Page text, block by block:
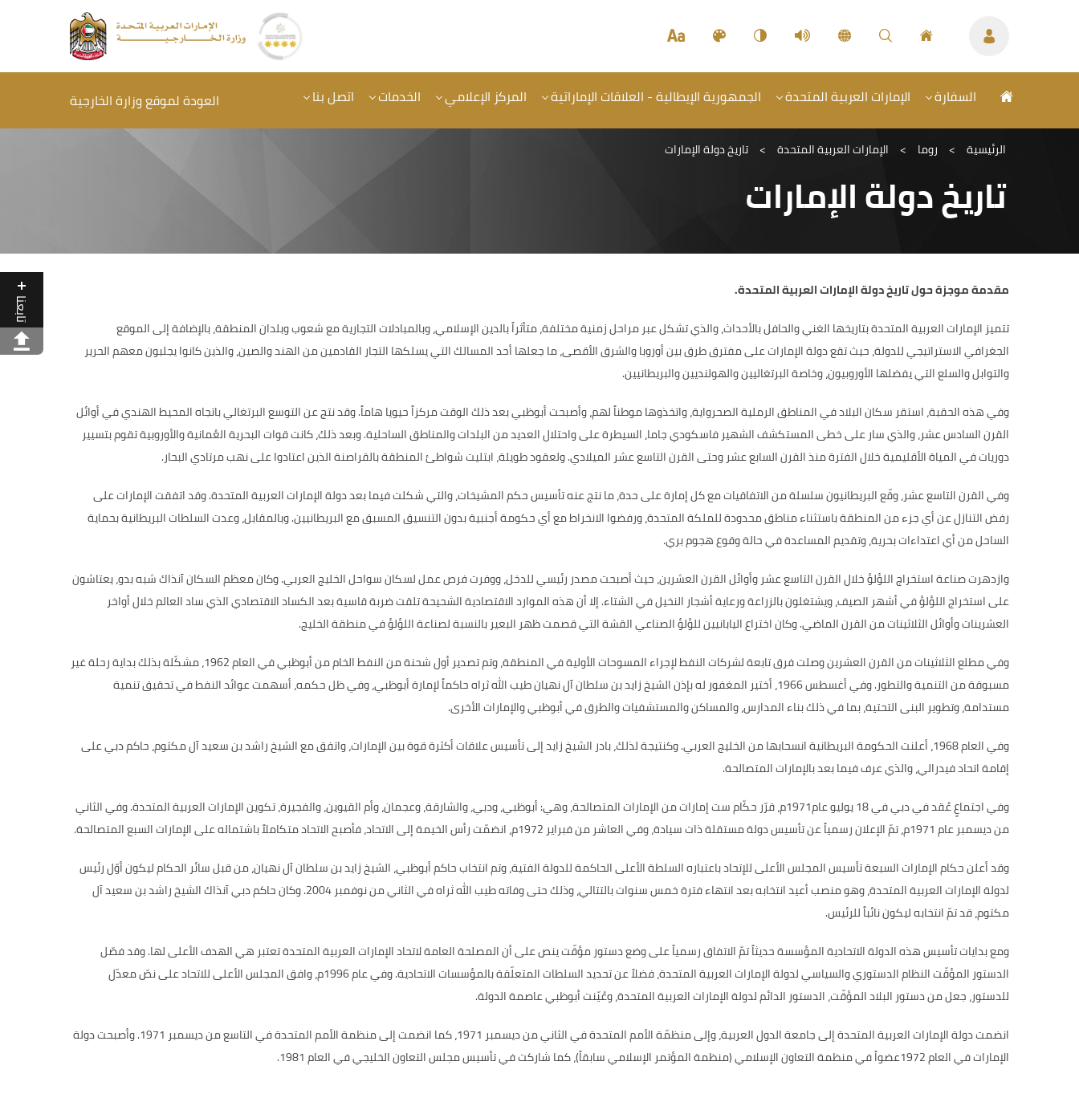
تابعنا
السفارة الإمارات العربية المتحدة الجمهورية الإيطالية - العلاقات الإماراتية المركز الإعلامي الخدمات اتصل بنا العودة لموقع وزارة الخارجية
الرئيسية > روما > الإمارات العربية المتحدة > تاريخ دولة الإمارات
تاريخ دولة الإمارات
مقدمة موجزة حول تاريخ دولة الإمارات العربية المتحدة.
تتميز الإمارات العربية المتحدة بتاريخها الغني والحافل بالأحداث، والذي تشكل عبر مراحلزمنية مختلفة، متأثراً بالدين الإسلامي، وبالمبادلات التجارية مع شعوب وبلدان المنطقة، بالإضافة إلى الموقع
الجغرافي الاستراتيجي للدولة، حيث تقع دولة الإمارات على مفترق طرق بين أوروبا والشرق الأقصى، ما جعلها أحد المسالك التي يسلكها التجار القادمين من الهند والصين، والذين كانوا يجلبون معهم الحرير
والتوابل والسلع التي يفضلها الأوروبيون، وخاصة البرتغاليين والهولنديين والبريطانيين.
وفي هذه الحقبة،استقر سكان البلاد في المناطق الرملية الصحرواية، واتخذوها موطناً لهم، وأصبحت أبوظبي بعد ذلك الوقت مركزاً حيويا هاماً.وقد نتج عن التوسع البرتغالي باتجاه المحيط الهندي في أوائل
القرن السادس عشر، والذي سار على خطى المستكشف الشهير فاسكودي جاما، السيطرة على واحتلال العديد من البلدات والمناطق الساحلية.وبعد ذلك، كانت قوات البحرية العُمانية والأوروبية تقوم بتسيير
دوريات في المياة الأقليمية خلال الفترة منذ القرن السابع عشر وحتى القرن التاسع عشر الميلادي.ولعقود طويلة، ابتليت شواطئ المنطقة بالقراصنة الذين اعتادوا على نهب مرتادي البحار.
وفي القرن التاسع عشر، وقّع البريطانيون سلسلة من الاتفاقيات مع كل إمارة على حدة، ما نتج عنه تأسيس حكم المشيخات، والتي شكلت فيما بعد دولة الإمارات العربية المتحدة.وقد اتفقت الإمارات على
رفض التنازل عن أي جزء من المنطقة باستثناء مناطق محدودة للملكة المتحدة، ورفضوا الانخراط مع أي حكومة أجنبية بدون التنسيق المسبق مع البريطانيين.وبالمقابل، وعدت السلطات البريطانية بحماية
الساحل من أي اعتداءات بحرية، وتقديم المساعدة في حالة وقوع هجوم بري.
وازدهرت صناعة استخراج اللؤلؤ خلال القرن التاسع عشر وأوائل القرن العشرين، حيث أصبحت مصدر رئيسي للدخل، ووفرت فرص عمل لسكان سواحل الخليج العربي.وكان معظم السكان آنذاك شبه بدو، يعتاشون
على استخراج اللؤلؤ في أشهر الصيف، ويشتغلون بالزراعة ورعاية أشجار النخيل في الشتاء.إلا أن هذه الموارد الاقتصادية الشحيحة تلقت ضربة قاسية بعد الكساد الاقتصادي الذي ساد العالم خلال أواخر
العشرينات وأوائل الثلاثينات من القرن الماضي.وكان اختراع اليابانيين للؤلؤ الصناعي القشة التي قصمت ظهر البعير بالنسبة لصناعة اللؤلؤ في منطقة الخليج.
وفي مطلع الثلاثينات من القرن العشرين وصلت فرق تابعة لشركات النفط لإجراء المسوحات الأولية في المنطقة، وتم تصدير أول شحنة من النفط الخام من أبوظبي في العام1962، مشكّلة بذلك بداية رحلة غير
مسبوقة من التنمية والتطور.وفي أغسطس1966، أختير المغفور له بإذن الشيخ زايد بن سلطان آل نهيان طيب الله ثراه حاكماً لإمارة أبوظبي، وفي ظل حكمه، أسهمت عوائد النفط في تحقيق تنمية
مستدامة، وتطوير البنى التحتية، بما في ذلك بناء المدارس، والمساكن والمستشفيات والطرق في أبوظبي والإمارات الأخرى.
وفي العام1968، أعلنت الحكومة البريطانية انسحابها من الخليج العربي.وكنتيجة لذلك، بادر الشيخ زايد إلى تأسيس علاقات أكثرة قوة بين الإمارات، واتفق مع الشيخ راشد بن سعيد آل مكتوم، حاكم دبي على
إقامة اتحاد فيدرالي، والذي عرف فيما بعد بالإمارات المتصالحة.
وفي اجتماعٍ عُقد في دبي في18يوليو عام1971م، قرّر حكّام ست إمارات من الإمارات المتصالحة، وهي:أبوظبي، ودبي، والشارقة، وعجمان، وأم القيوين، والفجيرة، تكوين الإمارات العربية المتحدة.وفي الثاني
من ديسمبر عام1971م، تمّ الإعلان رسمياً عن تأسيس دولة مستقلة ذات سيادة، وفي العاشر من فبراير 1972م، انضمّت رأس الخيمة إلى الاتحاد، فأصبح الاتحاد متكاملاً باشتماله على الإمارات السبع المتصالحة.
وقد أعلن حكام الإمارات السبعة تأسيس المجلس الأعلى للإتحاد باعتباره السلطة الأعلى الحاكمة للدولة الفتية، وتم انتخاب حاكم أبوظبي، الشيخ زايد بن سلطان آل نهيان، من قبل سائر الحكام ليكون أوّل رئيس
لدولة الإمارات العربية المتحدة، وهو منصب أعيد انتخابه بعد انتهاء فترة خمس سنوات بالتتالي، وذلك حتى وفاته طيب الله ثراه في الثاني من نوفمبر2004. وكان حاكم دبي آنذاك الشيخ راشد بن سعيد آل
مكتوم، قد تمّ انتخابه ليكون نائباً للرئيس.
ومع بدايات تأسيس هذه الدولة الاتحادية المؤسسة حديثاً تمّ الاتفاق رسمياً على وضع دستور مؤقّت ينص على أن المصلحة العامة لاتحاد الإمارات العربية المتحدة تعتبر هي الهدف الأعلى لها.وقد فصّل
الدستور المؤقّت النظام الدستوري والسياسي لدولة الإمارات العربية المتحدة، فضلاً عن تحديد السلطات المتعلّقة بالمؤسسات الاتحادية.وفي عام1996م، وافق المجلس الأعلى للاتحاد على نصّ معدّل
للدستور، جعل من دستور البلاد المؤقّت، الدستور الدائم لدولة الإمارات العربية المتحدة، وعُيّنت أبوظبي عاصمة الدولة.
انضمت دولة الإمارات العربية المتحدة إلى جامعة الدول العربية، وإلى منظمّة الأمم المتحدة في الثاني من ديسمبر 1971، كما انضمت إلى منظمة الأمم المتحدة في التاسع من ديسمبر 1971. وأصبحت دولة
الإمارات في العام1972عضواً في منظمة التعاون الإسلامي(منظمة المؤتمر الإسلامي سابقاً)، كما شاركت في تأسيس مجلس التعاون الخليجي في العام1981.